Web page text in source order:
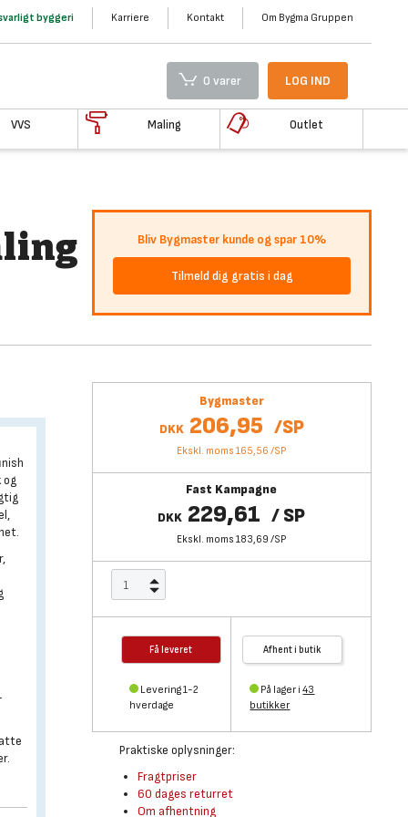
byggeri Karriere Kontakt Om Bygma Gruppen
0 varer LOG IND
VVS Maling Outlet
Bliv Bygmaster kunde og spar 10%
Tilmeld dig gratis i dag
Bygmaster
DKK 206,95 /SP
Ekskl. moms 165,56 /SP
Fast Kampagne
DKK 229,61 /SP
Ekskl. moms 183,69 /SP
Få leveret
Levering 1-2
hverdage
Afhent i butik
På lager i43
butikker
Praktiske oplysninger:
Fragtpriser
60 dages returret
Om afhentning
og